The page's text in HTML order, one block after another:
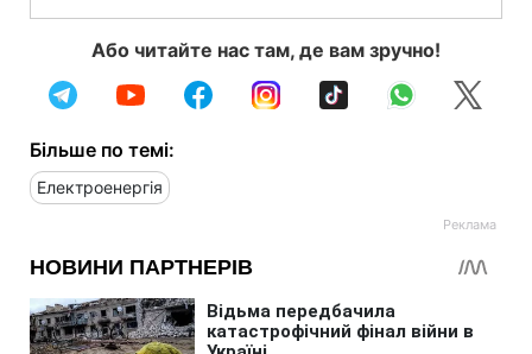
Або читайте нас там, де вам зручно!
Більше по темі:
Електроенергія